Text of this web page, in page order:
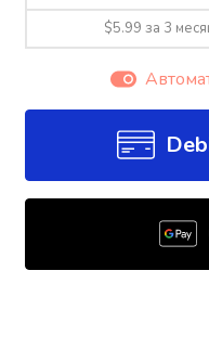
$5.99 за 3